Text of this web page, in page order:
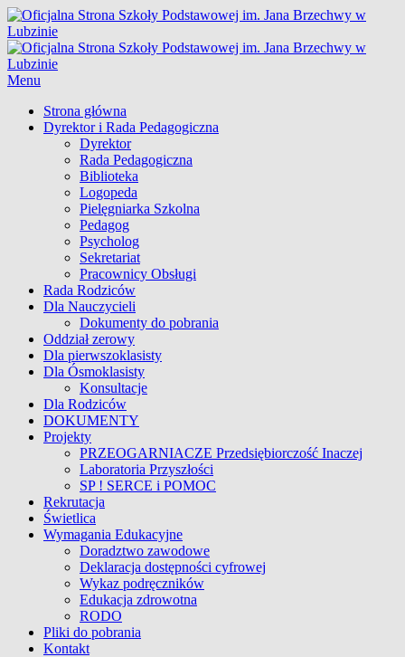
Skip
to
content
Oficjalna Strona Szkoły
Podstawowej im. Jana
Brzechwy w Lubzinie
Menu
Główne
menu
Strona główna
Dyrektor i Rada Pedagogiczna
Dyrektor
Rada Pedagogiczna
Biblioteka
Logopeda
Pielęgniarka Szkolna
Pedagog
Psycholog
Sekretariat
Pracownicy Obsługi
Rada Rodziców
Dla Nauczycieli
Dokumenty do pobrania
Oddział zerowy
Dla pierwszoklasisty
Dla Ósmoklasisty
Konsultacje
Dla Rodziców
DOKUMENTY
Projekty
PRZEOGARNIACZE Przedsiębiorczość Inaczej
Laboratoria Przyszłości
SP ! SERCE i POMOC
Rekrutacja
Świetlica
Wymagania Edukacyjne
Doradztwo zawodowe
Deklaracja dostępności cyfrowej
Wykaz podręczników
Edukacja zdrowotna
RODO
Pliki do pobrania
Kontakt